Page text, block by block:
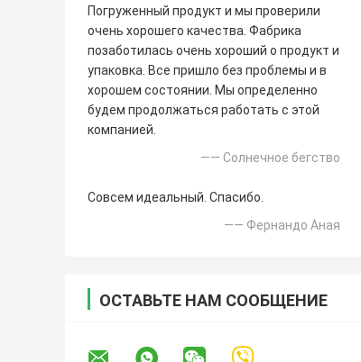
Погруженный продукт и мы проверили
очень хорошего качества. Фабрика
позаботилась очень хороший о продукт и
упаковка. Все пришло без проблемы и в
хорошем состоянии. Мы определенно
будем продолжаться работать с этой
компанией.
—— Солнечное бегство
Совсем идеальный. Спасибо.
—— Фернандо Аная
ОСТАВЬТЕ НАМ СООБЩЕНИЕ